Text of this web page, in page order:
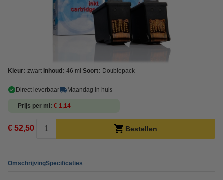
Kleur: zwart Inhoud: 46 ml Soort: Doublepack
Direct leverbaar Maandag in huis
Prijs per ml € 1,14
€ 52,50 Bestellen
OmschrijvingSpecificaties